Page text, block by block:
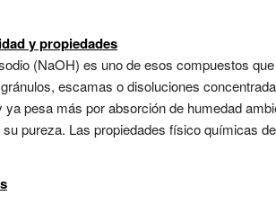
y propiedades
(NaOH) es uno de esos compuestos
escamas o disoluciones
pesa más por absorción de humedad
pureza. Las propiedades físico químicas